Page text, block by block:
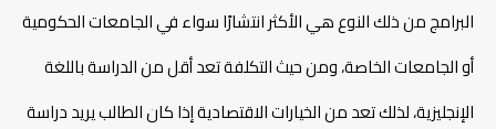
البرامج من ذلك النوع هي الأكثر انتشارًا سواء في الجامعات الحكومية
أو الجامعات الخاصة، ومن حيث التكلفة تعد أقل من الدراسة باللغة
الإنجليزية، لذلك تعد من الخيارات الاقتصادية إذا كان الطالب يريد دراسة